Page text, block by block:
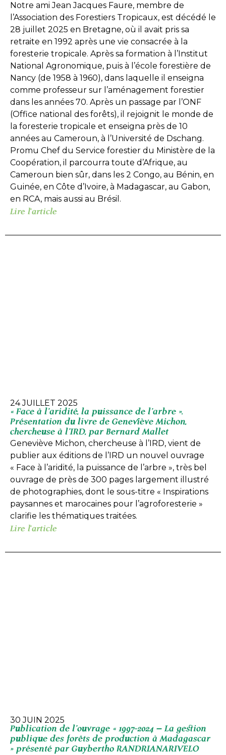
Notre ami Jean Jacques Faure, membre de
l’Association des Forestiers Tropicaux, est décédé le
28 juillet 2025 en Bretagne, où il avait pris sa
retraite en 1992 après une vie consacrée à la
foresterie tropicale. Après sa formation à l’Institut
National Agronomique, puis à l’école forestière de
Nancy (de 1958 à 1960), dans laquelle il enseigna
comme professeur sur l’aménagement forestier
dans les années 70. Après un passage par l’ONF
(Office national des forêts), il rejoignit le monde de
la foresterie tropicale et enseigna près de 10
années au Cameroun, à l’Université de Dschang.
Promu Chef du Service forestier du Ministère de la
Coopération, il parcourra toute d’Afrique, au
Cameroun bien sûr, dans les 2 Congo, au Bénin, en
Guinée, en Côte d’Ivoire, à Madagascar, au Gabon,
en RCA, mais aussi au Brésil.
Lire l'article
24 JUILLET 2025
« Face à l’aridité, la puissance de l’arbre ».
Présentation du livre de Geneviève Michon,
chercheuse à l’IRD, par Bernard Mallet
Geneviève Michon, chercheuse à l’IRD, vient de
publier aux éditions de l’IRD un nouvel ouvrage
« Face à l’aridité, la puissance de l’arbre », très bel
ouvrage de près de 300 pages largement illustré
de photographies, dont le sous-titre « Inspirations
paysannes et marocaines pour l’agroforesterie »
clarifie les thématiques traitées.
Lire l'article
30 JUIN 2025
Publication de l’ouvrage « 1997-2024 – La gestion
publique des forêts de production à Madagascar
» présenté par Guybertho RANDRIANARIVELO